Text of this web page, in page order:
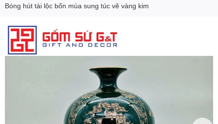
Bóng hút tài lộc bốn mùa sung túc vẽ vàng kim